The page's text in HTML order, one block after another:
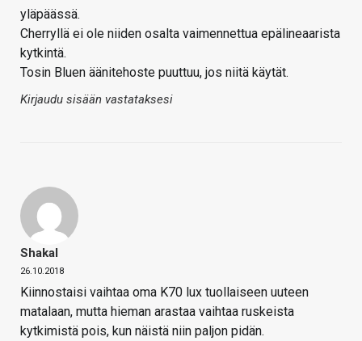
yläpäässä.
Cherryllä ei ole niiden osalta vaimennettua epälineaarista
kytkintä.
Tosin Bluen äänitehoste puuttuu, jos niitä käytät.
Kirjaudu sisään vastataksesi
Shakal
26.10.2018
Kiinnostaisi vaihtaa oma K70 lux tuollaiseen uuteen
matalaan, mutta hieman arastaa vaihtaa ruskeista
kytkimistä pois, kun näistä niin paljon pidän.